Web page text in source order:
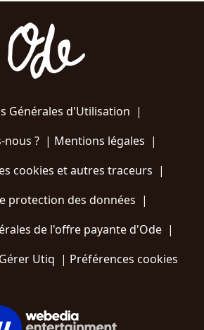
Générales d'Utilisation |
nous ?| Mentions légales |
cookies et autres traceurs |
protection des données |
de l'offre payante d'Ode |
Gérer Utiq | Préférences cookies